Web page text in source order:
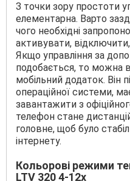
З точки зору простоти
елементарна. Варто
чого необхідні
активувати,
Якщо управління за
подобається, то можна
мобільний додаток. Він
операційної системи,
завантажити з
телефон стане
головне, щоб було
інтернету.
Кольорові режими
LTV 320 4-12x